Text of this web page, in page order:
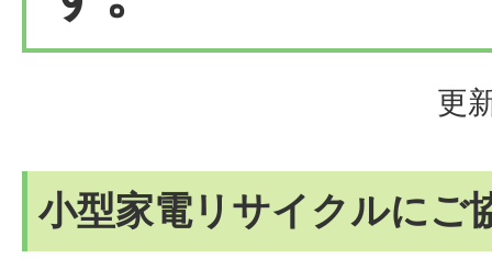
更
小型家電リサイクルにご